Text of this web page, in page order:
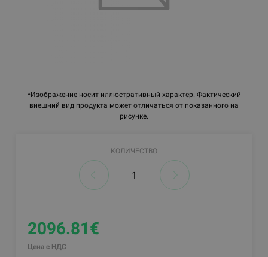
*Изображение носит иллюстративный характер. Фактический
внешний вид продукта может отличаться от показанного на
рисунке.
КОЛИЧЕСТВО
2096.81€
Цена с НДС